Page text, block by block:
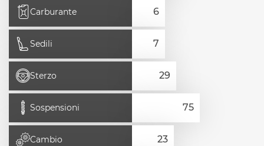
Carburante
Sedili
Sterzo
Sospensioni
Cambio